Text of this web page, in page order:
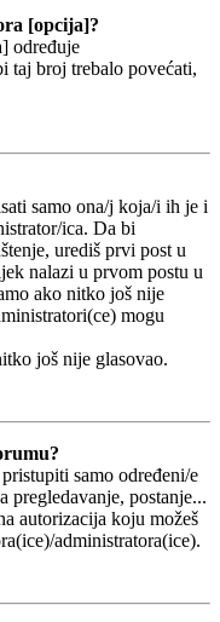
[opcija]?
određuje
taj broj trebalo povećati,
samo ona/j koja/i ih je i
ica. Da bi
urediš prvi post u
nalazi u prvom postu u
ako nitko još nije
mogu
još nije glasovao.
samo određeni/e
postanje...
autorizacija koju možeš
administratora(ice).